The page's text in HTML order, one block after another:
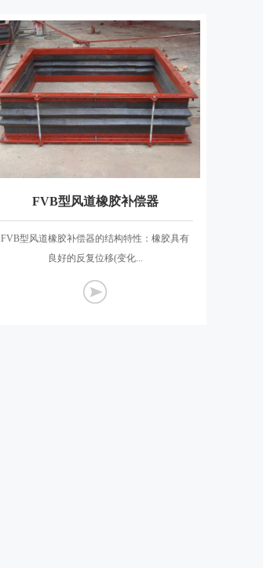
FVB型风道橡胶补偿器
FVB型风道橡胶补偿器的结构特性：橡胶具有
良好的反复位移(变化...